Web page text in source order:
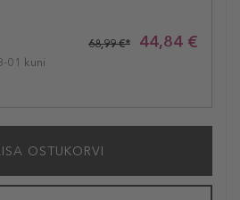
01 kuni
44,84 €
68,99 €*
OSTUKORVI